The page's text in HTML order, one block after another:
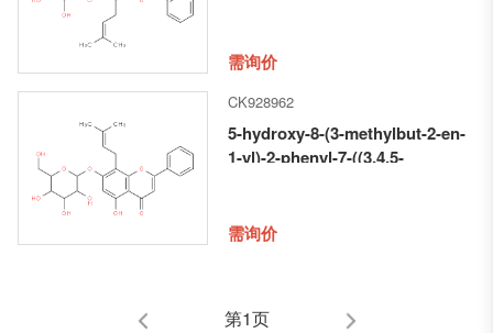
pyran-2-yl)oxy)chroman-4-one
需询价
CK928962
5-hydroxy-8-(3-methylbut-2-en-
1-yl)-2-phenyl-7-((3,4,5-
pyran-2-yl)oxy)-4H-chromen-4-
需询价
第1页